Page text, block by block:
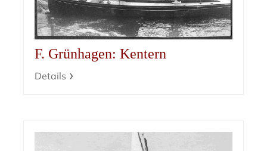
F. Grünhagen: Kentern
Details